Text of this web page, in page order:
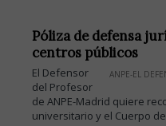
Póliza de defensa
centros públicos
ANPE-EL
El Defensor
del Profesor
de ANPE-Madrid quiere
universitario y el Cuerpo